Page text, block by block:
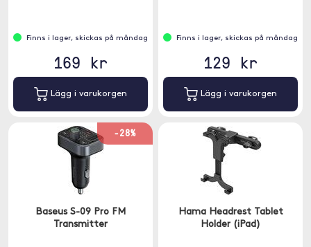
Finns i lager, skickas på måndag
169 kr
Lägg i varukorgen
Finns i lager, skickas på måndag
129 kr
Lägg i varukorgen
-28%
Baseus S-09 Pro FM
Transmitter
Hama Headrest Tablet
Holder (iPad)